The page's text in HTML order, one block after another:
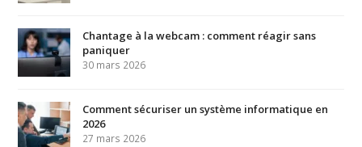
Chantage à la webcam : comment réagir sans
paniquer
30 mars 2026
Comment sécuriser un système informatique en
2026
27 mars 2026